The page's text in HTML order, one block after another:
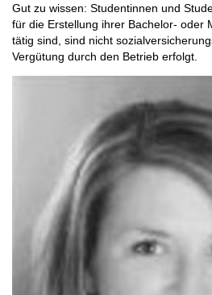
Gut zu wissen: Studentinnen und
für die Erstellung ihrer Bachelor- oder
tätig sind, sind nicht
Vergütung durch den Betrieb erfolgt.